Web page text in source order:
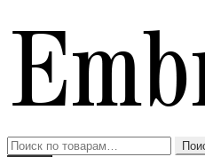
к
навигации
к
содержимому
Искать: